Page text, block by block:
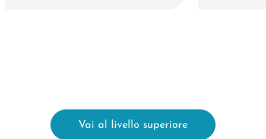
Vai al livello superiore